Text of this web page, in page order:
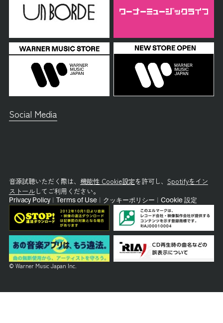
Social Media
音源試聴いただく際は、 機能性 Cookie設定を許可し、 Spotifyをイン
ストールしてご利用ください。
Privacy Policy Terms of Use クッキーポリシー Cookie 設定
© Warner Music Japan Inc.